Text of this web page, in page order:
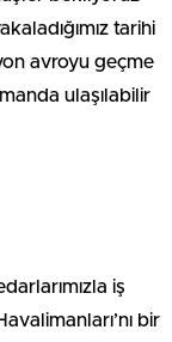
tarihi
avroyu geçme
ulaşılabilir
iş
bir